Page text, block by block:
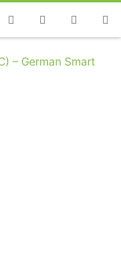
YoutubeInstagramLinkedin